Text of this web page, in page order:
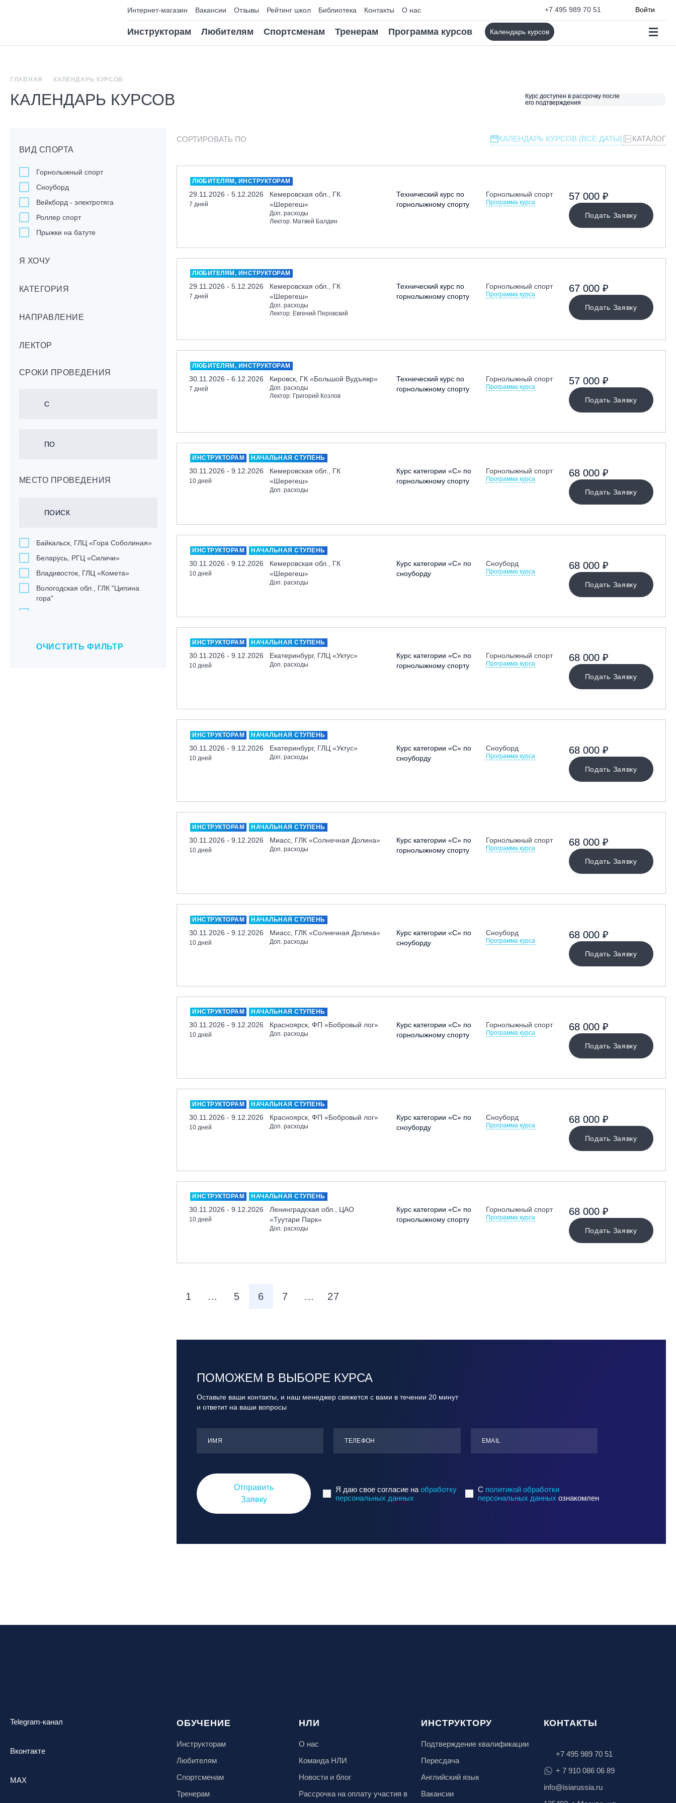
Интернет-магазин Вакансии Отзывы Рейтинг школ Библиотека Контакты О нас +7 495 989 70 51 Войти
Инструкторам Любителям Спортсменам Тренерам Программа курсов Календарь курсов
ГЛАВНАЯ КАЛЕНДАРЬ КУРСОВ
КАЛЕНДАРЬ КУРСОВ
Курс доступен в рассрочку после
его подтверждения
ВИД СПОРТА
Горнолыжный спорт
Сноуборд
Вейкборд - электротяга
Роллер спорт
Прыжки на батуте
Лонгбординг
бордах
Игровые виды спорта
Мечевой бой
Я ХОЧУ
КАТЕГОРИЯ
НАПРАВЛЕНИЕ
ЛЕКТОР
СРОКИ ПРОВЕДЕНИЯ
МЕСТО ПРОВЕДЕНИЯ
Байкальск, ГЛЦ «Гора Соболиная»
Беларусь, РГЦ «Силичи»
Владивосток, ГЛЦ «Комета»
Вологодская обл., ГЛК "Ципина
гора"
Екатеринбург, ГЛЦ «Уктус»
ОЧИСТИТЬ ФИЛЬТР
СОРТИРОВАТЬ ПО КАЛЕНДАРЬ КУРСОВ (ВСЕ ДАТЫ) КАТАЛОГ
ЛЮБИТЕЛЯМ, ИНСТРУКТОРАМ
29.11.2026 - 5.12.2026
7 дней
Кемеровская обл., ГК
«Шерегеш»
Доп. расходы
Лектор: Матвей Балдин
Технический курс по
горнолыжному спорту
Горнолыжный спорт
Программа курса
Подать Заявку
57 000 ₽
ЛЮБИТЕЛЯМ, ИНСТРУКТОРАМ
29.11.2026 - 5.12.2026
7 дней
Кемеровская обл., ГК
«Шерегеш»
Доп. расходы
Лектор: Евгений Перовский
Технический курс по
горнолыжному спорту
Горнолыжный спорт
Программа курса
Подать Заявку
67 000 ₽
ЛЮБИТЕЛЯМ, ИНСТРУКТОРАМ
30.11.2026 - 6.12.2026
7 дней
Кировск, ГК «Большой Вудъявр»
Доп. расходы
Лектор: Григорий Козлов
Технический курс по
горнолыжному спорту
Горнолыжный спорт
Программа курса
Подать Заявку
57 000 ₽
ИНСТРУКТОРАМ НАЧАЛЬНАЯ СТУПЕНЬ
30.11.2026 - 9.12.2026
10 дней
Кемеровская обл., ГК
«Шерегеш»
Доп. расходы
Курс категории «С» по
горнолыжному спорту
Горнолыжный спорт
Программа курса
Подать Заявку
68 000 ₽
ИНСТРУКТОРАМ НАЧАЛЬНАЯ СТУПЕНЬ
30.11.2026 - 9.12.2026
10 дней
Кемеровская обл., ГК
«Шерегеш»
Доп. расходы
Курс категории «С» по
сноуборду
Сноуборд
Программа курса
Подать Заявку
68 000 ₽
ИНСТРУКТОРАМ НАЧАЛЬНАЯ СТУПЕНЬ
30.11.2026 - 9.12.2026
10 дней
Екатеринбург, ГЛЦ «Уктус»
Доп. расходы
Курс категории «С» по
горнолыжному спорту
Горнолыжный спорт
Программа курса
Подать Заявку
68 000 ₽
ИНСТРУКТОРАМ НАЧАЛЬНАЯ СТУПЕНЬ
30.11.2026 - 9.12.2026
10 дней
Екатеринбург, ГЛЦ «Уктус»
Доп. расходы
Курс категории «С» по
сноуборду
Сноуборд
Программа курса
Подать Заявку
68 000 ₽
ИНСТРУКТОРАМ НАЧАЛЬНАЯ СТУПЕНЬ
30.11.2026 - 9.12.2026
10 дней
Миасс, ГЛК «Солнечная Долина»
Доп. расходы
Курс категории «С» по
горнолыжному спорту
Горнолыжный спорт
Программа курса
Подать Заявку
68 000 ₽
ИНСТРУКТОРАМ НАЧАЛЬНАЯ СТУПЕНЬ
30.11.2026 - 9.12.2026
10 дней
Миасс, ГЛК «Солнечная Долина»
Доп. расходы
Курс категории «С» по
сноуборду
Сноуборд
Программа курса
Подать Заявку
68 000 ₽
ИНСТРУКТОРАМ НАЧАЛЬНАЯ СТУПЕНЬ
30.11.2026 - 9.12.2026
10 дней
Красноярск, ФП «Бобровый лог»
Доп. расходы
Курс категории «С» по
горнолыжному спорту
Горнолыжный спорт
Программа курса
Подать Заявку
68 000 ₽
ИНСТРУКТОРАМ НАЧАЛЬНАЯ СТУПЕНЬ
30.11.2026 - 9.12.2026
10 дней
Красноярск, ФП «Бобровый лог»
Доп. расходы
Курс категории «С» по
сноуборду
Сноуборд
Программа курса
Подать Заявку
68 000 ₽
ИНСТРУКТОРАМ НАЧАЛЬНАЯ СТУПЕНЬ
30.11.2026 - 9.12.2026
10 дней
Ленинградская обл., ЦАО
«Туутари Парк»
Доп. расходы
Курс категории «С» по
горнолыжному спорту
Горнолыжный спорт
Программа курса
Подать Заявку
68 000 ₽
1 ... 5 6 7 ... 27
ПОМОЖЕМ В ВЫБОРЕ КУРСА
Оставьте ваши контакты, и наш менеджер свяжется с вами в течении 20 минут
и ответит на ваши вопросы
ИМЯ ТЕЛЕФОН ЕMАIL
Отправить
Заявку
Я даю свое согласие наобработку
персональных данных
C политикой обработки
персональных данных ознакомлен
Telegram-канал
Вконтакте
MAX
ОБУЧЕНИЕ
Инструкторам
Любителям
Спортсменам
Тренерам
НЛИ
О нас
Команда НЛИ
Новости и блог
Рассрочка на оплату участия в
ИНСТРУКТОРУ
Подтверждение квалификации
Пересдача
Английский язык
Вакансии
КОНТАКТЫ
+7 495 989 70 51
+ 7 910 086 06 89
info@isiarussia.ru